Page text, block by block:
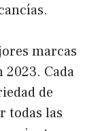
marcas
2023. Cada
de
todas las